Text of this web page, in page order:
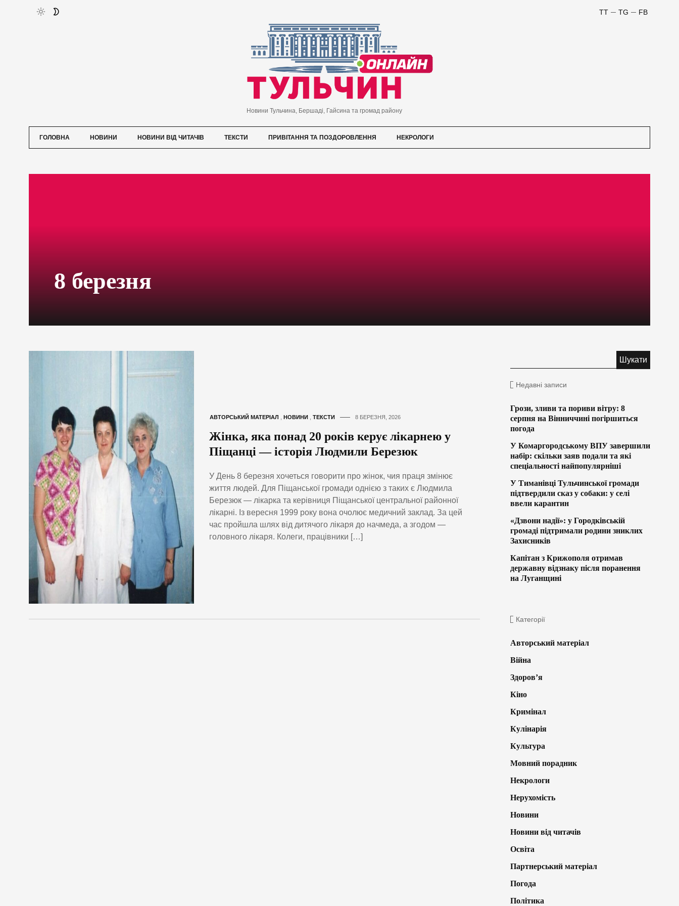
FB
TG
TT
Новини Тульчина, Бершаді, Гайсина та громад району
ГОЛОВНА НОВИНИ НОВИНИ ВІД ЧИТАЧІВ ТЕКСТИ ПРИВІТАННЯ ТА ПОЗДОРОВЛЕННЯ НЕКРОЛОГИ
8 березня
АВТОРСЬКИЙ МАТЕРІАЛ , НОВИНИ , ТЕКСТИ 8 БЕРЕЗНЯ, 2026
Жінка, яка понад 20 років керує лікарнею у
Піщанці — історія Людмили Березюк
У День 8 березня хочеться говорити про жінок, чия праця змінює
життя людей. Для Піщанської громади однією з таких є Людмила
Березюк — лікарка та керівниця Піщанської центральної районної
лікарні. Із вересня 1999 року вона очолює медичний заклад. За цей
час пройшла шлях від дитячого лікаря до начмеда, а згодом —
головного лікаря. Колеги, працівники […]
Недавні записи
Грози, зливи та пориви вітру: 8
серпня на Вінниччині погіршиться
погода
У Комаргородському ВПУ завершили
набір: скільки заяв подали та які
спеціальності найпопулярніші
У Тиманівці Тульчинської громади
підтвердили сказ у собаки: у селі
ввели карантин
«Дзвони надії»: у Городківській
громаді підтримали родини зниклих
Захисників
Капітан з Крижополя отримав
державну відзнаку після поранення
на Луганщині
Категорії
Авторський матеріал
Війна
Здоров’я
Кіно
Кримінал
Кулінарія
Культура
Мовний порадник
Некрологи
Нерухомість
Новини
Новини від читачів
Освіта
Партнерський матеріал
Погода
Політика